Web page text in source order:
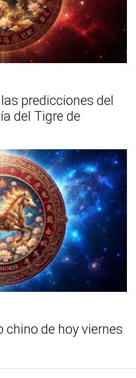
predicciones del
del Tigre de
de hoy viernes